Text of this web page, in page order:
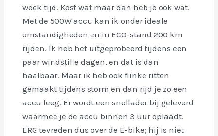
week tijd. Kost wat maar dan heb je ook wat.
Met de 500W accu kan ik onder ideale
omstandigheden en in ECO-stand 200 km
rijden. Ik heb het uitgeprobeerd tijdens een
paar windstille dagen, en dat is dan
haalbaar. Maar ik heb ook flinke ritten
gemaakt tijdens storm en dan rijd je zo een
accu leeg. Er wordt een snellader bij geleverd
waarmee je de accu binnen 3 uur oplaadt.
ERG tevreden dus over de E-bike; hij is niet